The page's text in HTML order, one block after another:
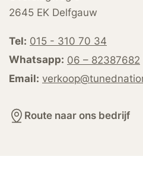
2645 EK Delfgauw
Tel: 015 - 310 70 34
Whatsapp: 06 – 82387682
Email:
Route naar ons bedrijf